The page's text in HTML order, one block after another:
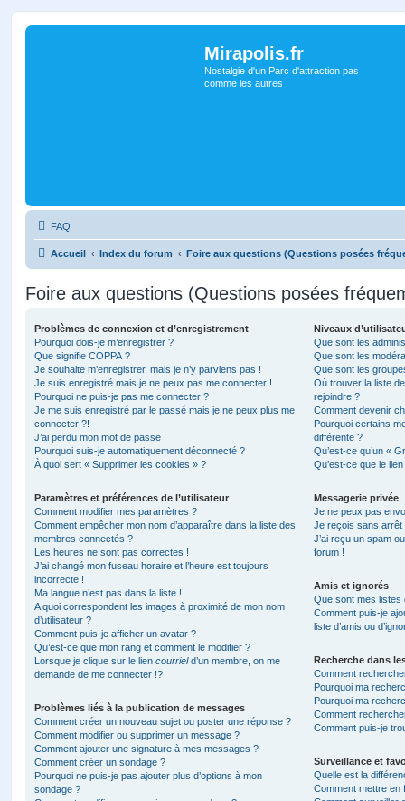
Mirapolis.fr
Nostalgie d'un Parc d'attraction pas
comme les autres
FAQ
Accueil Index du forum Foire aux questions (Questions posées
Foire aux questions (Questions posées
Problèmes de connexion et d’enregistrement
Pourquoi dois-je m’enregistrer ?
Que signifie COPPA ?
Je souhaite m’enregistrer, mais je n’y parviens pas !
Je suis enregistré mais je ne peux pas me connecter !
Pourquoi ne puis-je pas me connecter ?
Je me suis enregistré par le passé mais je ne peux plus me
connecter ?!
J’ai perdu mon mot de passe !
Pourquoi suis-je automatiquement déconnecté ?
À quoi sert « Supprimer les cookies » ?
Paramètres et préférences de l’utilisateur
Comment modifier mes paramètres ?
Comment empêcher mon nom d’apparaître dans la liste des
membres connectés ?
Les heures ne sont pas correctes !
J’ai changé mon fuseau horaire et l’heure est toujours
incorrecte !
Ma langue n’est pas dans la liste !
A quoi correspondent les images à proximité de mon nom
d’utilisateur ?
Comment puis-je afficher un avatar ?
Qu’est-ce que mon rang et comment le modifier ?
Lorsque je clique sur le lien courrield’un membre, on me
demande de me connecter !?
Problèmes liés à la publication de messages
Comment créer un nouveau sujet ou poster une réponse ?
Comment modifier ou supprimer un message ?
Comment ajouter une signature à mes messages ?
Comment créer un sondage ?
Pourquoi ne puis-je pas ajouter plus d’options à mon
sondage ?
Niveaux
Que sont les
Que sont les
Que sont les
Où trouver la liste
rejoindre ?
Comment devenir
Pourquoi certains
différente ?
Qu’est-ce qu’un «
Qu’est-ce que le
Messagerie privée
Je ne peux pas
Je reçois sans arrêt
J’ai reçu un spam
forum !
Amis et ignorés
Que sont mes listes
Comment puis-je
liste d’amis ou
Recherche dans
Comment
Pourquoi ma
Pourquoi ma
Comment
Comment puis-je
Surveillance et
Quelle est la
Comment mettre en